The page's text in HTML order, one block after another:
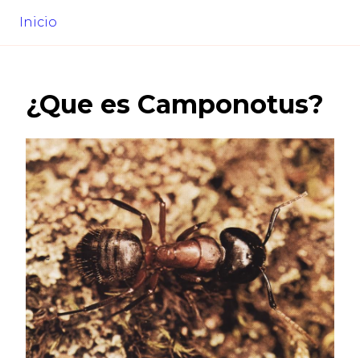
Inicio
¿Que es Camponotus?